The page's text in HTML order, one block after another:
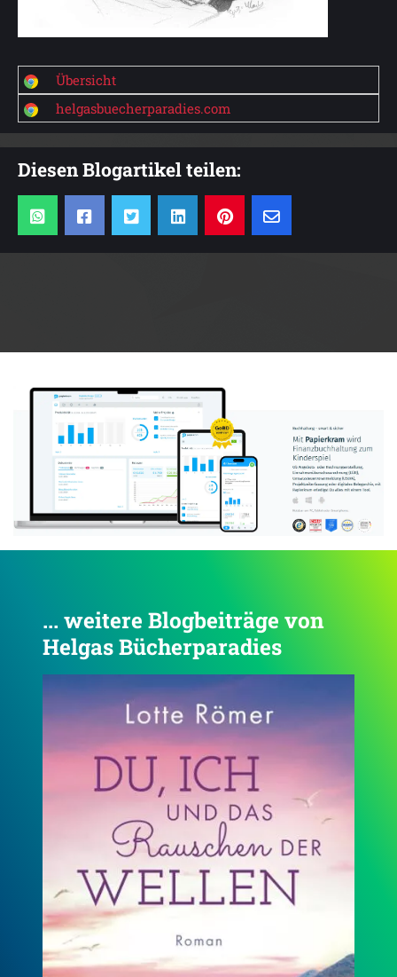
Übersicht
helgasbuecherparadies.com
Diesen Blogartikel teilen:
... weitere Blogbeiträge von
Helgas Bücherparadies